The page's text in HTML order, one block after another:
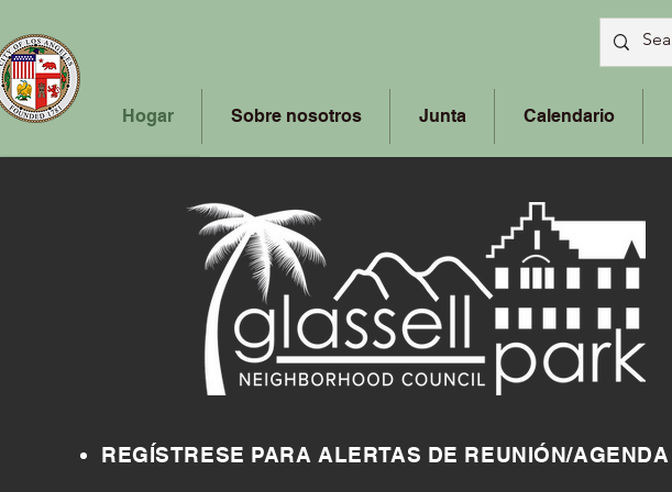
Hogar Sobre nosotros Junta Calendario
REGÍSTRESE PARA ALERTAS DE REUNIÓN/AGENDA